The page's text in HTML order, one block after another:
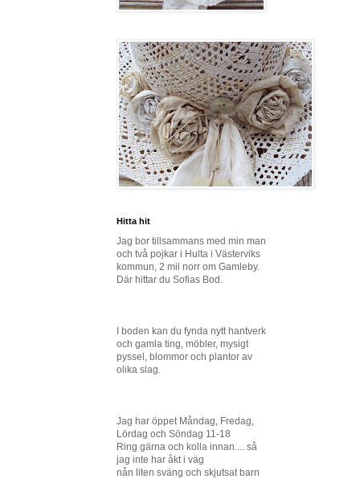
Hitta hit
Jag bor tillsammans med min man
och två pojkar i Hulta i Västerviks
kommun, 2 mil norr om Gamleby.
Där hittar du Sofias Bod.
I boden kan du fynda nytt hantverk
och gamla ting, möbler, mysigt
pyssel, blommor och plantor av
olika slag.
Jag har öppet Måndag, Fredag,
Lördag och Söndag 11-18
Ring gärna och kolla innan.... så
jag inte har åkt i väg
nån liten sväng och skjutsat barn